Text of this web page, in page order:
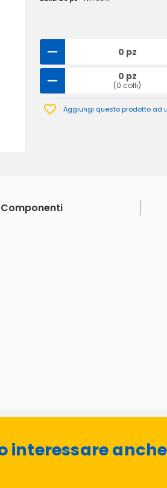
0 pz
0 pz
(0 colli)
Aggiungi questo prodotto ad
Componenti
interessare